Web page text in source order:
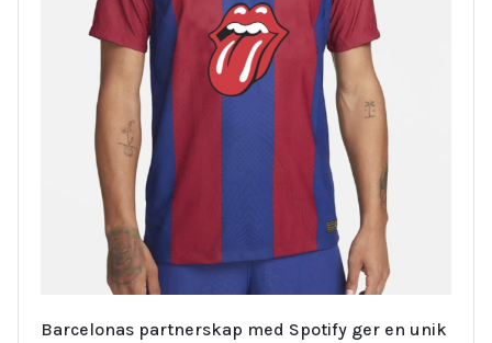
Barcelonas partnerskap med Spotify ger en unik